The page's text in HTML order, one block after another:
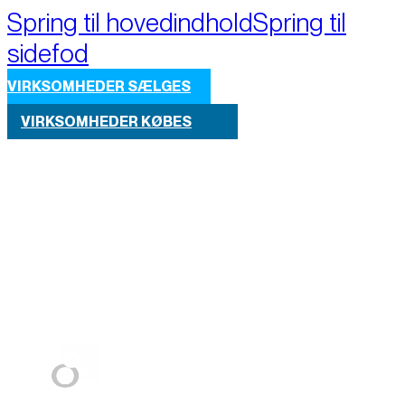
Spring til hovedindholdSpring til
sidefod
VIRKSOMHEDER SÆLGES
VIRKSOMHEDER KØBES